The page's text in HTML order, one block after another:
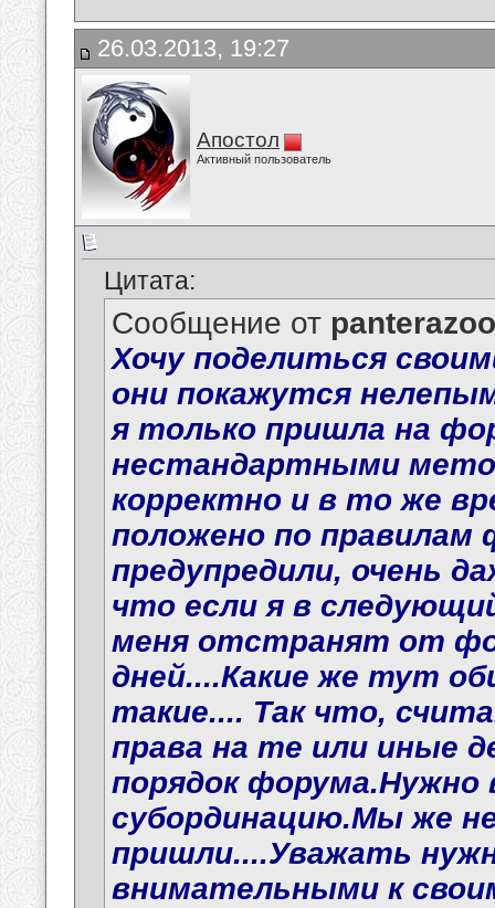
26.03.2013, 19:27
Апостол
Активный пользователь
Цитата:
Сообщение от
Хочу поделиться
они покажутся
я только пришла на
нестандартными
корректно и в то же
положено по правилам
предупредили, очень
что если я в
меня отстранят от
дней....Какие же тут
такие.... Так что,
права на те или иные
порядок
субординацию.Мы же
пришли....Уважать
внимательными к